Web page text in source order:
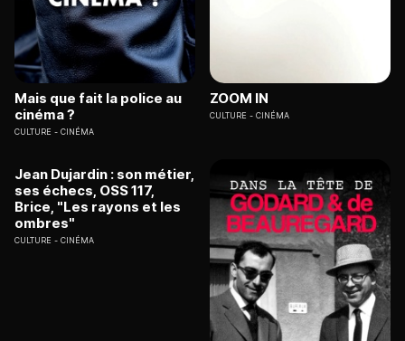
Mais que fait la police au
cinéma ?
CULTURE CINÉMA
ZOOM IN
CULTURE CINÉMA
Jean Dujardin : son métier,
ses échecs, OSS 117,
Brice, "Les rayons et les
ombres"
CULTURE CINÉMA